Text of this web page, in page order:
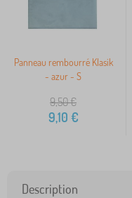
Panneau rembourré Klasik
- azur - S
9,50€
9,10 €
Description